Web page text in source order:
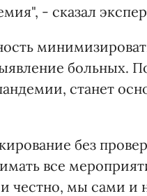
- сказал
больных.
станет
без
все
честно, мы сами и